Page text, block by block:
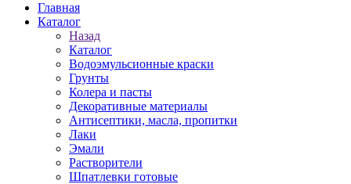
Главная
Каталог
Назад
Каталог
Водоэмульсионные краски
Грунты
Колера и пасты
Декоративные материалы
Антисептики, масла, пропитки
Лаки
Эмали
Растворители
Шпатлевки готовые